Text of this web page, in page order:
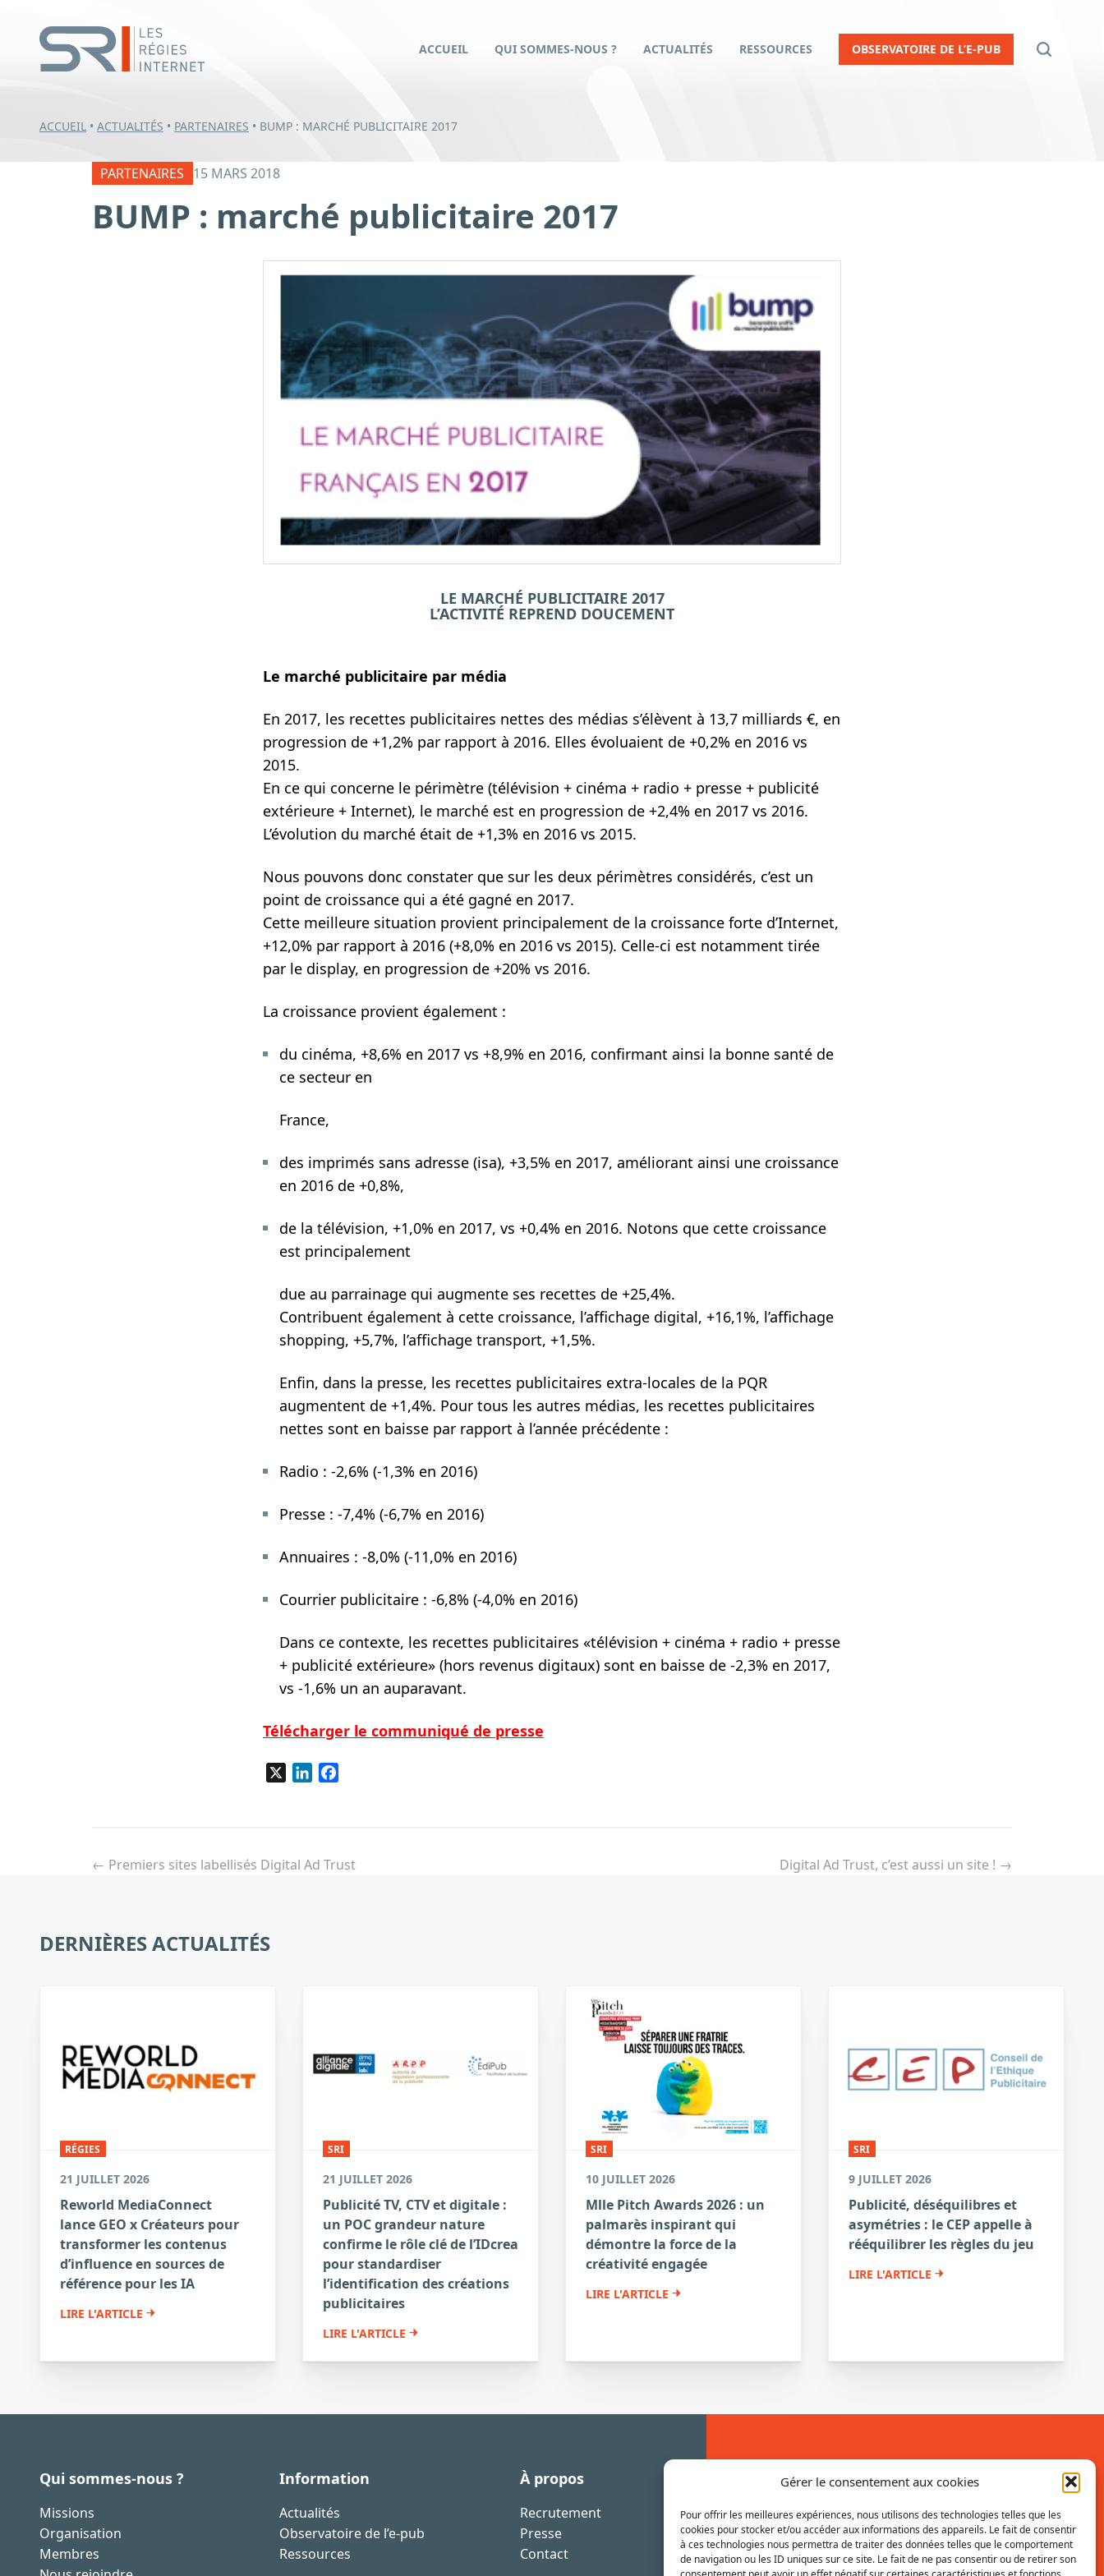
Gérer le consentement aux cookies
Pour offrir les meilleures expériences, nous utilisons des technologies telles que les
cookies pour stocker et/ou accéder aux informations des appareils. Le fait de consentir
à ces technologies nous permettra de traiter des données telles que le comportement
de navigation ou les ID uniques sur ce site. Le fait de ne pas consentir ou de retirer son
ACCUEIL QUI SOMMES-NOUS ? ACTUALITÉS RESSOURCES OBSERVATOIRE DE L’E-PUB
ACCUEIL • ACTUALITÉS • PARTENAIRES • BUMP : MARCHÉ PUBLICITAIRE 2017
PARTENAIRES 15 MARS 2018
BUMP : marché publicitaire 2017
LE MARCHÉ PUBLICITAIRE 2017
L’ACTIVITÉ REPREND DOUCEMENT
Le marché publicitaire par média
En 2017, les recettes publicitaires nettes des médias s’élèvent à 13,7 milliards €, en
progression de +1,2% par rapport à 2016. Elles évoluaient de +0,2% en 2016 vs
2015.
En ce qui concerne le périmètre (télévision + cinéma + radio + presse + publicité
extérieure + Internet), le marché est en progression de +2,4% en 2017 vs 2016.
L’évolution du marché était de +1,3% en 2016 vs 2015.
Nous pouvons donc constater que sur les deux périmètres considérés, c’est un
point de croissance qui a été gagné en 2017.
Cette meilleure situation provient principalement de la croissance forte d’Internet,
+12,0% par rapport à 2016 (+8,0% en 2016 vs 2015). Celle-ci est notamment tirée
par le display, en progression de +20% vs 2016.
La croissance provient également :
du cinéma, +8,6% en 2017 vs +8,9% en 2016, confirmant ainsi la bonne santé de
ce secteur en
France,
des imprimés sans adresse (isa), +3,5% en 2017, améliorant ainsi une croissance
en 2016 de +0,8%,
de la télévision, +1,0% en 2017, vs +0,4% en 2016. Notons que cette croissance
est principalement
due au parrainage qui augmente ses recettes de +25,4%.
Contribuent également à cette croissance, l’affichage digital, +16,1%, l’affichage
shopping, +5,7%, l’affichage transport, +1,5%.
Enfin, dans la presse, les recettes publicitaires extra-locales de la PQR
augmentent de +1,4%. Pour tous les autres médias, les recettes publicitaires
nettes sont en baisse par rapport à l’année précédente :
Radio : -2,6% (-1,3% en 2016)
Presse : -7,4% (-6,7% en 2016)
Annuaires : -8,0% (-11,0% en 2016)
Courrier publicitaire : -6,8% (-4,0% en 2016)
Dans ce contexte, les recettes publicitaires «télévision + cinéma + radio + presse
+ publicité extérieure» (hors revenus digitaux) sont en baisse de -2,3% en 2017,
vs -1,6% un an auparavant.
Télécharger le communiqué de presse
LinkedIn
de
← Premiers sites labellisés Digital Ad Trust Digital Ad Trust, c’est aussi un site ! →
DERNIÈRES ACTUALITÉS
RÉGIES
21 JUILLET 2026
Reworld MediaConnect
lance GEO x Créateurs pour
transformer les contenus
d’influence en sources de
référence pour les IA
LIRE L'ARTICLE
SRI
21 JUILLET 2026
Publicité TV, CTV et digitale :
un POC grandeur nature
confirme le rôle clé de l’IDcrea
pour standardiser
l’identification des créations
publicitaires
LIRE L'ARTICLE
SRI
10 JUILLET 2026
Mlle Pitch Awards 2026 : un
palmarès inspirant qui
démontre la force de la
créativité engagée
LIRE L'ARTICLE
SRI
9 JUILLET 2026
Publicité, déséquilibres et
asymétries : le CEP appelle à
rééquilibrer les règles du jeu
LIRE L'ARTICLE
Qui sommes-nous ?
Missions
Organisation
Membres
Information
Actualités
Observatoire de l’e-pub
Ressources
À propos
Recrutement
Presse
Contact
Inscrivez-vous à la newsletter
Vous recevrez régulièrement les dernières
actualités du SRI.
INSCRIPTION